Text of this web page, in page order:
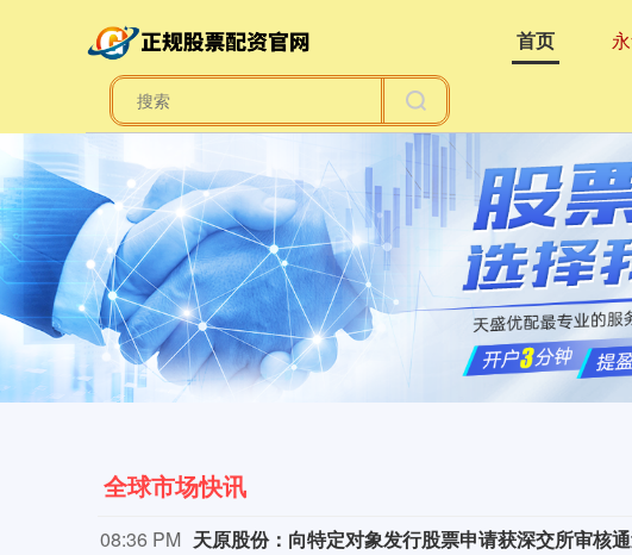
首页
全球市场快讯
08:36 PM 天原股份：向特定对象发行股票申请获深交所审核